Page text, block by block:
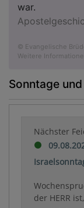
war.
© Evangelische
Weitere
Sonntage
Nächster
der HERR